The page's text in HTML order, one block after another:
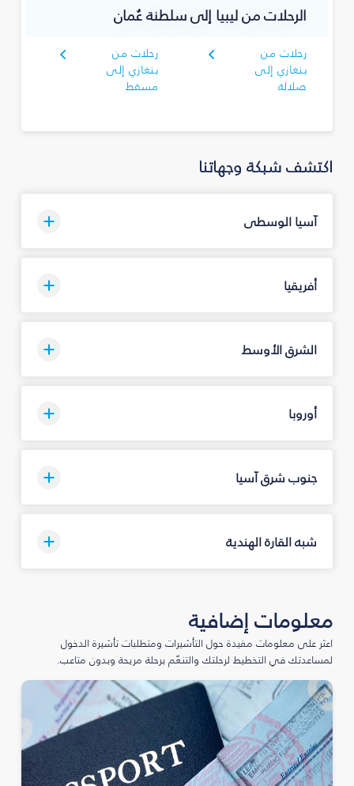
الرحلات من ليبيا إلى سلطنة عُمان
رحلات من
بنغازي إلى
صلالة
رحلات من
بنغازي إلى
مسقط
اكتشف شبكة وجهاتنا
آسيا الوسطى
أفريقيا
الشرق الأوسط
أوروبا
جنوب شرق آسيا
شبه القارة الهندية
معلومات إضافية
اعثر على معلومات مفيدة حول التأشيرات ومتطلبات تأشيرة الدخول
لمساعدتك في التخطيط لرحلتك والتنعّم برحلة مريحة وبدون متاعب.